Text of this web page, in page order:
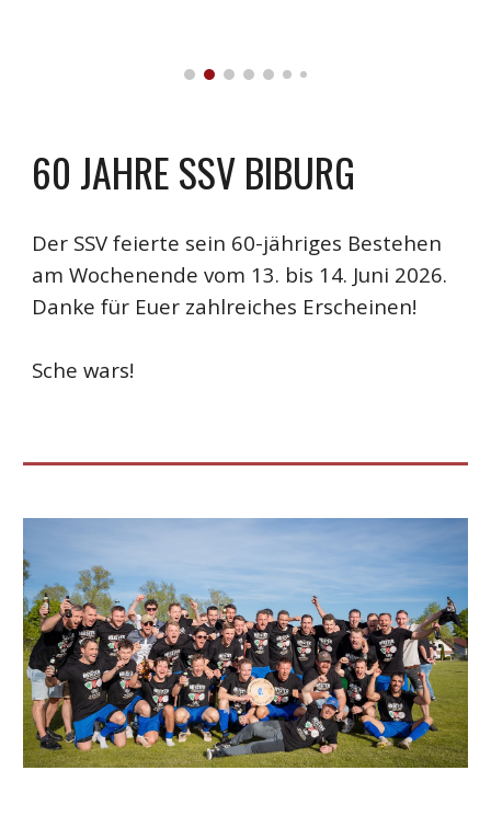
60 JAHRE SSV BIBURG
Der SSV feierte sein 60-jähriges Bestehen
am Wochenende vom 13. bis 14. Juni 2026.
Danke für Euer zahlreiches Erscheinen!
Sche wars!